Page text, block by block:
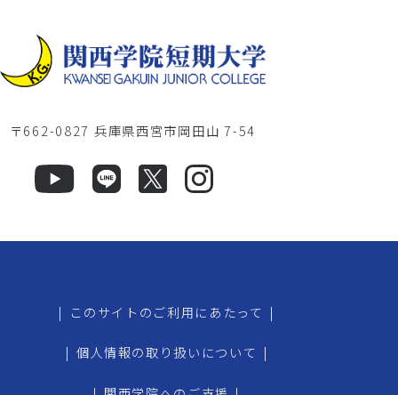
〒662-0827 兵庫県西宮市岡田山 7-54
| このサイトのご利用にあたって |
| 個人情報の取り扱いについて |